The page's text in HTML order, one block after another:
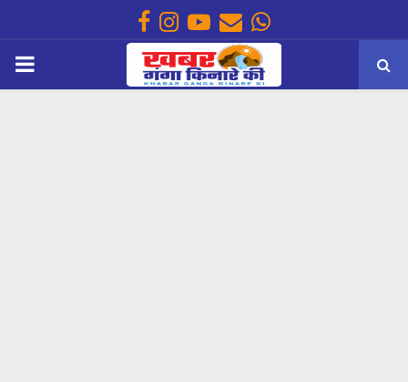
Facebook
Instagram
Youtube
EmailWhatsapp
PRIMARY